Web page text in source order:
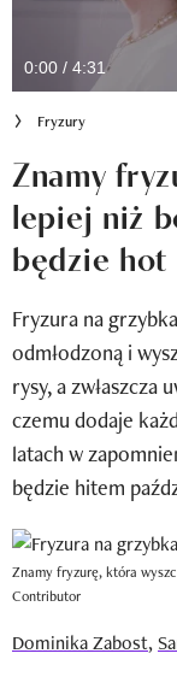
Newsy
Newsletter
Wizaz Summer Influ
Mój profil / Zarejestruj
0:00 / 4:31
Fryzury
Znamy
lepiej niż
będzie hot
Fryzura na
odmłodzoną i
rysy, a zwłaszcza
czemu dodaje
latach w
będzie hitem
Znamy fryzurę, która
Contributor
Dominika Zabost,